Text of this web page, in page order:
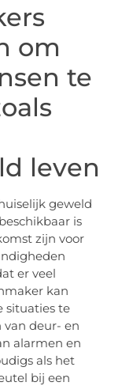
om
te
leven
geweld
is
zijn voor
er veel
kan
situaties te
van deur- en
alarmen en
als het
bij een